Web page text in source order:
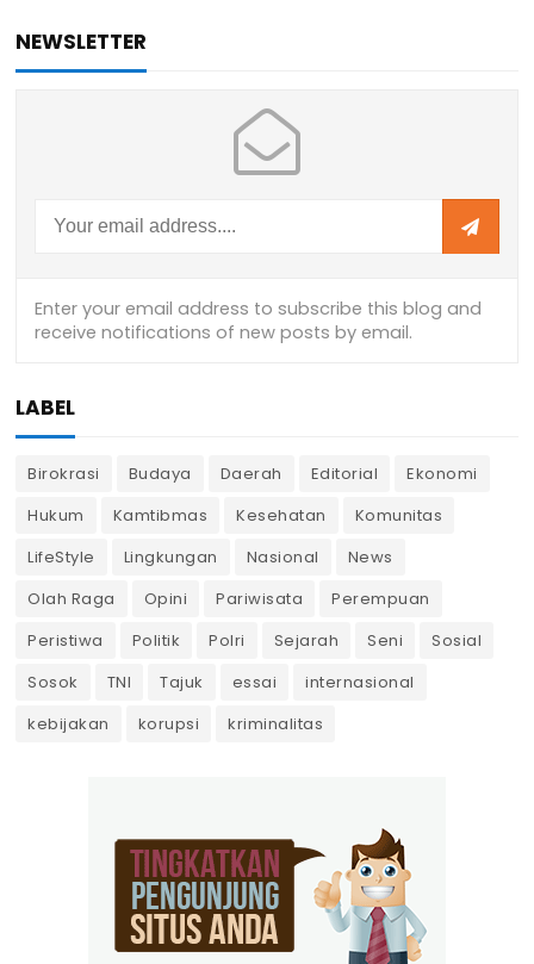
NEWSLETTER
LABEL
Birokrasi Budaya Daerah Editorial
Ekonomi
Hukum
Kamtibmas Kesehatan
Komunitas
LifeStyle
Lingkungan Nasional
News
Olah Raga
Opini Pariwisata
Perempuan
Peristiwa
Politik Polri Sejarah Seni
Sosial
Sosok
TNI Tajuk essai
internasional
kebijakan
korupsi kriminalitas